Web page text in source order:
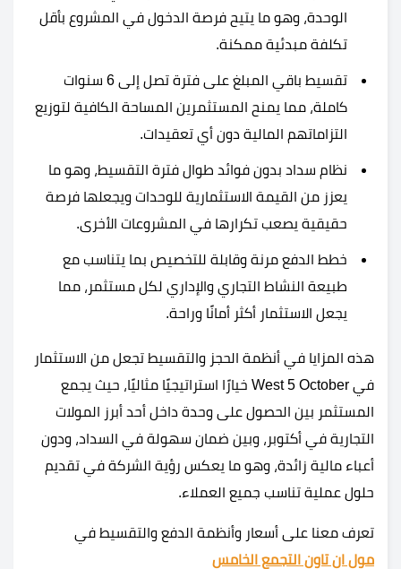
الوحدة، وهو ما يتيح فرصة الدخول في المشروع بأقل
تكلفة مبدئية ممكنة.
تقسيط باقي المبلغ على فترة تصل إلى 6 سنوات
كاملة، مما يمنح المستثمرين المساحة الكافية لتوزيع
التزاماتهم المالية دون أي تعقيدات.
نظام سداد بدون فوائد طوال فترة التقسيط، وهو ما
يعزز من القيمة الاستثمارية للوحدات ويجعلها فرصة
حقيقية يصعب تكرارها في المشروعات الأخرى.
خطط الدفع مرنة وقابلة للتخصيص بما يتناسب مع
طبيعة النشاط التجاري والإداري لكل مستثمر، مما
يجعل الاستثمار أكثر أمانًا وراحة.
هذه المزايا في أنظمة الحجز والتقسيط تجعل من الاستثمار
في West 5 October خيارًا استراتيجيًا مثاليًا، حيث يجمع
المستثمر بين الحصول على وحدة داخل أحد أبرز المولات
التجارية في أكتوبر، وبين ضمان سهولة في السداد، ودون
أعباء مالية زائدة، وهو ما يعكس رؤية الشركة في تقديم
حلول عملية تناسب جميع العملاء.
تعرف معنا على أسعار وأنظمة الدفع والتقسيط في
مول ان تاون التجمع الخامس